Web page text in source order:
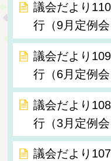
議会だより
行（9月定例会
議会だより
行（6月定例会
議会だより
行（3月定例会
議会だより